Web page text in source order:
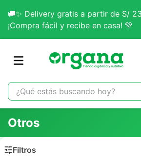
🚚✨ Delivery gratis a partir de S/
¡Compra fácil y recibe en casa! 💚
¿Qué estás buscando hoy?
1.
omega 3
2.
citrato magnesio
Otros